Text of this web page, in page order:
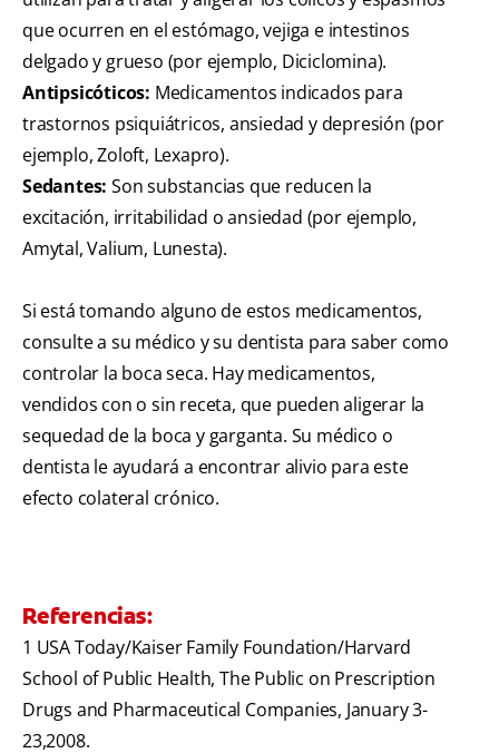
que ocurren en el estómago, vejiga e intestinos
delgado y grueso (por ejemplo, Diciclomina).
Antipsicóticos: Medicamentos indicados para
trastornos psiquiátricos, ansiedad y depresión (por
ejemplo, Zoloft, Lexapro).
Sedantes: Son substancias que reducen la
excitación, irritabilidad o ansiedad (por ejemplo,
Amytal, Valium, Lunesta).
Si está tomando alguno de estos medicamentos,
consulte a su médico y su dentista para saber como
controlar la boca seca. Hay medicamentos,
vendidos con o sin receta, que pueden aligerar la
sequedad de la boca y garganta. Su médico o
dentista le ayudará a encontrar alivio para este
efecto colateral crónico.
Referencias:
1 USA Today/Kaiser Family Foundation/Harvard
School of Public Health, The Public on Prescription
Drugs and Pharmaceutical Companies, January 3-
23,2008.